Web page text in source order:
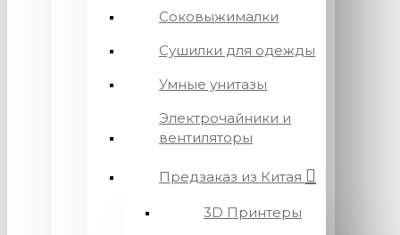
Соковыжималки
Сушилки для одежды
Умные унитазы
Электрочайники и
вентиляторы
Предзаказ из Китая
3D Принтеры